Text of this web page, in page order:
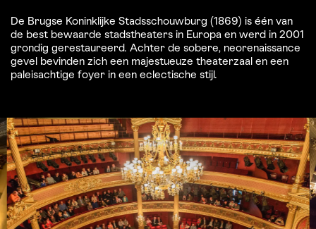
De Brugse Koninklijke Stadsschouwburg (1869) is één van
de best bewaarde stadstheaters in Europa en werd in 2001
grondig gerestaureerd. Achter de sobere, neorenaissance
gevel bevinden zich een majestueuze theaterzaal en een
paleisachtige foyer in een eclectische stijl.
Overslaan